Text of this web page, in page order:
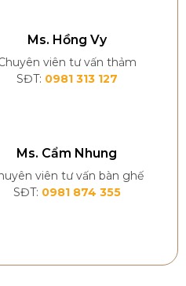
Ms. Hồng Vy
viên tư vấn thảm
SĐT: 0981 313 127
Ms. Cẩm Nhung
viên tư vấn bàn ghế
SĐT: 0981 874 355